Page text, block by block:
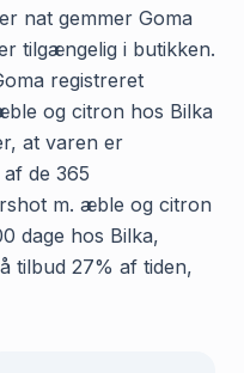
nat gemmer Goma
tilgængelig i butikken.
registreret
og citron hos Bilka
at varen er
de 365
m. æble og citron
dage hos Bilka,
tilbud 27% af tiden,